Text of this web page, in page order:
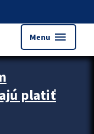
Menu menu
platiť